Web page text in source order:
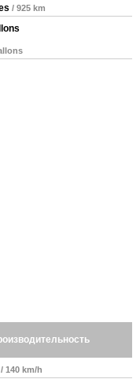
/ 925 km
/ 140 km/h